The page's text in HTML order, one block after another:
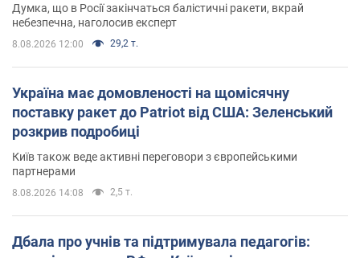
Думка, що в Росії закінчаться балістичні ракети, вкрай
небезпечна, наголосив експерт
8.08.2026 12:00 29,2 т.
Україна має домовленості на щомісячну
поставку ракет до Patriot від США: Зеленський
розкрив подробиці
Київ також веде активні переговори з європейськими
партнерами
8.08.2026 14:08 2,5 т.
Дбала про учнів та підтримувала педагогів: